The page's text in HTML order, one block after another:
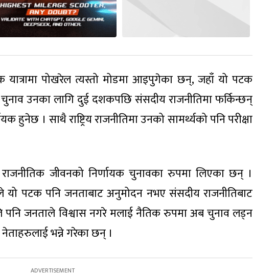
पोखरेल त्यस्तो मोडमा आइपुगेका छन्, जहाँ यो पटक
उनका लागि दुई दशकपछि संसदीय राजनीतिमा फर्किन्छन्
हुनेछ । साथै राष्ट्रिय राजनीतिमा उनको सामर्थ्यको पनि परीक्षा
जीवनको निर्णायक चुनावका रुपमा लिएका छन् ।
यो पटक पनि जनताबाट अनुमोदन नभए संसदीय राजनीतिबाट
पनि जनताले विश्वास नगरे मलाई नैतिक रुपमा अब चुनाव लड्न
भन्ने गरेका छन् ।